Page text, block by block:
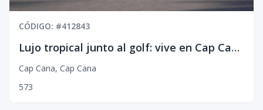
CÓDIGO: #412843
Lujo tropical junto al golf: vive en Cap Cana, corazón del Caribe
Cap Cana, Cap Cana
573